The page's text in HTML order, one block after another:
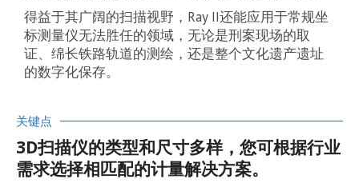
得益于其广阔的扫描视野，Ray II还能应用于常规坐
标测量仪无法胜任的领域，无论是刑案现场的取
证、绵长铁路轨道的测绘，还是整个文化遗产遗址
的数字化保存。
关键点
3D扫描仪的类型和尺寸多样，您可根据行业
需求选择相匹配的计量解决方案。